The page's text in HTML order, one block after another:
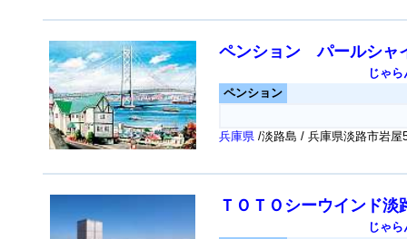
ペンション パールシャ
じゃら
ペンション
兵庫県 /淡路島 / 兵庫県淡路市岩屋
ＴＯＴＯシーウインド淡
じゃら